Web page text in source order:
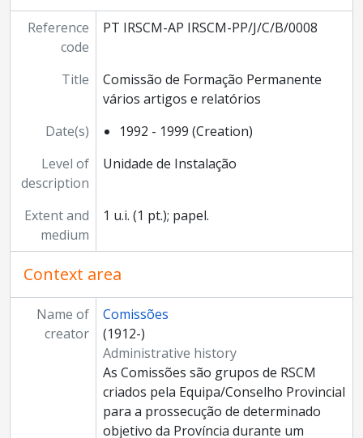
Reference
code
PT IRSCM-AP IRSCM-PP/J/C/B/0008
Title
Comissão de Formação Permanente
vários artigos e relatórios
Date(s)
1992 - 1999 (Creation)
Level of
description
Unidade de Instalação
Extent and
medium
1 u.i. (1 pt.); papel.
Context area
Name of
creator
Comissões
(1912-)
Administrative history
As Comissões são grupos de RSCM
criados pela Equipa/Conselho Provincial
para a prossecução de determinado
objetivo da Província durante um